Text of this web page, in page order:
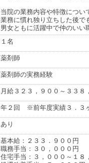
当院の業務内容や特徴につい
業務に慣れ独り立ちした後で
男女ともに活躍中で仲のい
１名
薬剤師
薬剤師の実務経験
月給３２３，９００～３３８
年２回 ※前年度実績３．３
あり
基本給：２３３．９００円
職務手当：３０，０００円
住宅手当：３，０００～１８